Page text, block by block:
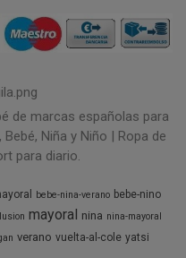
de marcas españolas para
Niña y Niño | Ropa de
para diario.
bebe-nina-verano bebe-nino
mayoral nina nina-mayoral
verano vuelta-al-cole yatsi